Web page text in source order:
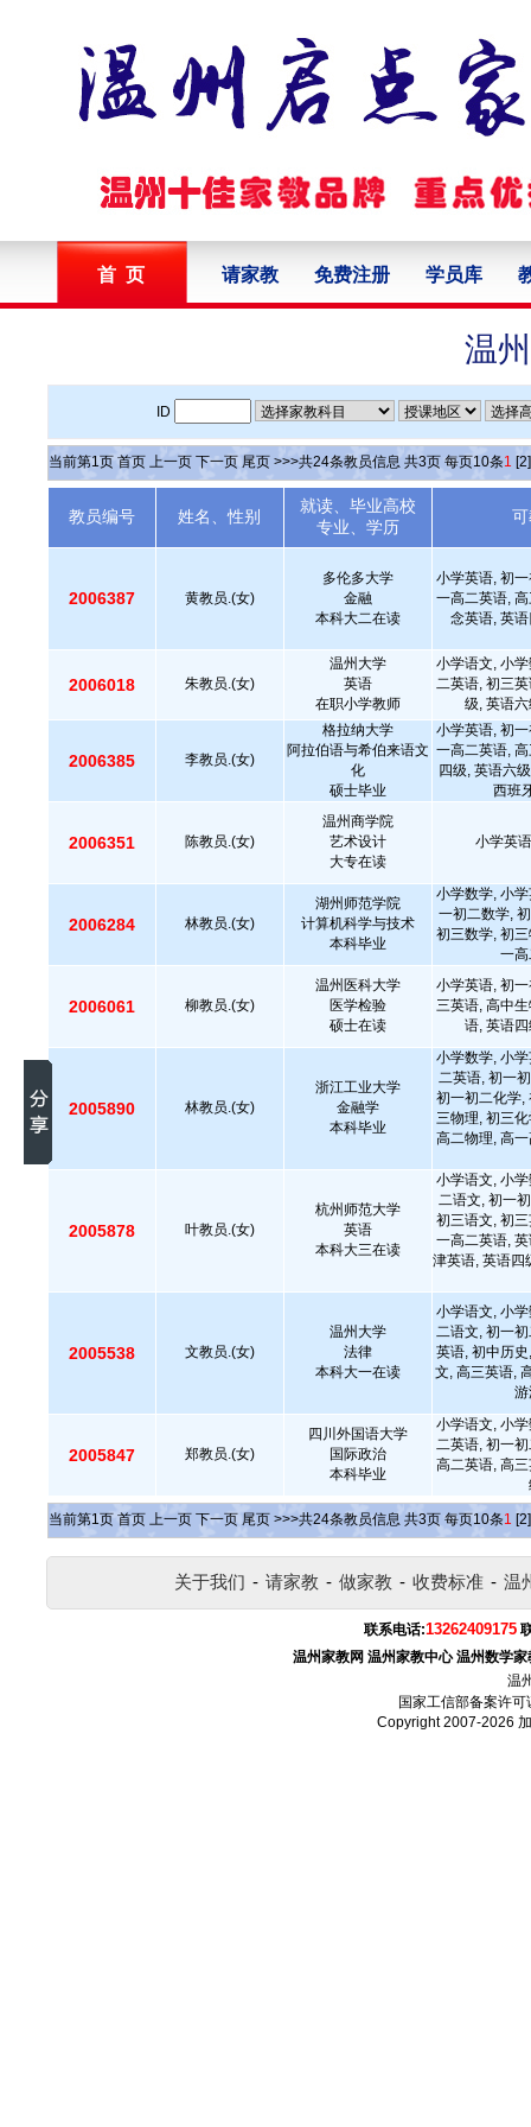
首 页 请家教 免费注册 学员库
温
ID
当前第1页 首页 上一页 下一页 尾页 >>>共24条教员信息 共3页 每页10条1 [2]
教员编号 姓名、性别
就读、毕业高校
专业、学历
2006387 黄教员.(女)
多伦多大学
金融
本科大二在读
小学英语, 初
一高二英语,
念英语, 英
2006018 朱教员.(女)
温州大学
英语
在职小学教师
小学语文, 小
二英语, 初三
级, 英语
2006385 李教员.(女)
格拉纳大学
阿拉伯语与希伯来语文
化
硕士毕业
小学英语, 初
一高二英语,
四级, 英语六
西班
2006351 陈教员.(女)
温州商学院
艺术设计
大专在读
小学英
2006284 林教员.(女)
湖州师范学院
计算机科学与技术
本科毕业
小学数学, 小
一初二数学,
初三数学, 初
一
2006061 柳教员.(女)
温州医科大学
医学检验
硕士在读
小学英语, 初
三英语, 高中
语, 英语
2005890 林教员.(女)
浙江工业大学
金融学
本科毕业
小学数学, 小
二英语, 初一
初一初二化学,
三物理, 初三
高二物理, 高
2005878 叶教员.(女)
杭州师范大学
英语
本科大三在读
小学语文, 小
二语文, 初一
初三语文, 初
一高二英语,
津英语, 英语四
2005538 文教员.(女)
温州大学
法律
本科大一在读
小学语文, 小
二语文, 初一
英语, 初中历
文, 高三英语,
2005847 郑教员.(女)
四川外国语大学
国际政治
本科毕业
小学语文, 小
二英语, 初一
高二英语, 高
当前第1页 首页 上一页 下一页 尾页 >>>共24条教员信息 共3页 每页10条1 [2]
关于我们 - 请家教 - 做家教 - 收费标准 - 温
联系电话:13262409175
温州家教网 温州家教中心 温州数学家
温
国家工信部备案许可
Copyright 2007-2026